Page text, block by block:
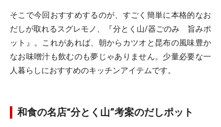
そこで今回おすすめするのが、すごく簡単に本格的なお
だしが取れるスグレモノ、『分とく山/器ごのみ 旨みポ
ット』。これがあれば、朝からカツオと昆布の風味豊か
なお味噌汁も飲むのも夢じゃありません。少量必要な一
人暮らしにおすすめのキッチンアイテムです。
和食の名店“分とく山”考案のだしポット